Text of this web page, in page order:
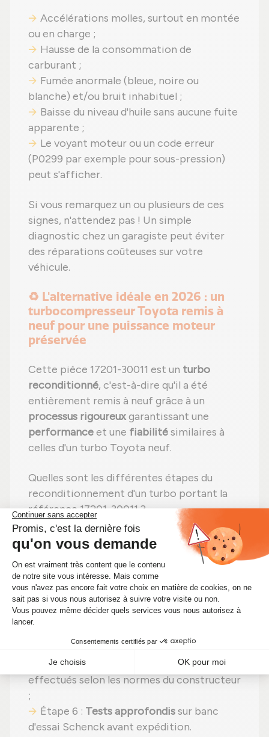
Accélérations molles, surtout en montée
ou en charge ;
Hausse de la consommation de
carburant ;
Fumée anormale (bleue, noire ou
blanche) et/ou bruit inhabituel ;
Baisse du niveau d'huile sans aucune fuite
apparente ;
Le voyant moteur ou un code erreur
(P0299 par exemple pour sous-pression)
peut s'afficher.
Si vous remarquez un ou plusieurs de ces
signes, n'attendez pas ! Un simple
diagnostic chez un garagiste peut éviter
des réparations coûteuses sur votre
véhicule.
♻️ L'alternative idéale en 2026 : un
turbocompresseur Toyota remis à
neuf pour une puissance moteur
préservée
Cette pièce 17201-30011 est un turbo
reconditionné, c'est-à-dire qu'il a été
entièrement remis à neuf grâce à un
processus rigoureuxgarantissant une
performanceet une fiabilitésimilaires à
celles d'un turbo Toyota neuf.
Quelles sont les différentes étapes du
reconditionnement d'un turbo portant la
référence 17201-30011 ?
Étape 1 :Désassemblage
total pour un
Étape 2 :Nettoyage minutieux
éliminer toute impureté ;
Étape 3 :Contrôle rigoureuxde chaque
composant ;
par des pièces neuves ;
Étape 5 :Remontage
avec des réglages
effectués selon les normes du constructeur
;
Étape 6 : Tests approfondissur banc
d'essai Schenck avant expédition.